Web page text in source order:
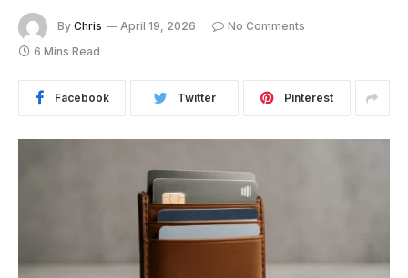
By Chris April 19, 2026
No Comments
6 Mins Read
Facebook Twitter Pinterest